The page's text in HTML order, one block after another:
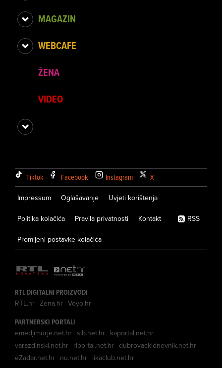
MAGAZIN
WEBCAFE
ŽENA
VIDEO
Tiktok Facebook Instagram X
Impressum Oglašavanje Uvjeti korištenja
Politika kolačića Pravila privatnosti Kontakt
Promijeni postavke kolačića
RSS
RTL DIGITALNI PROIZVODI
RTL.hr Zena.hr Voyo.hr
PARTNERSKI PORTALI
emedjimurje.net.hr sib.net.hr kaportal.net.hr
varazdinski.net.hr riportal.net.hr dubrovackidnevnik.net.hr
eZadar.net.hr nu.net.hr likaclub.net.hr